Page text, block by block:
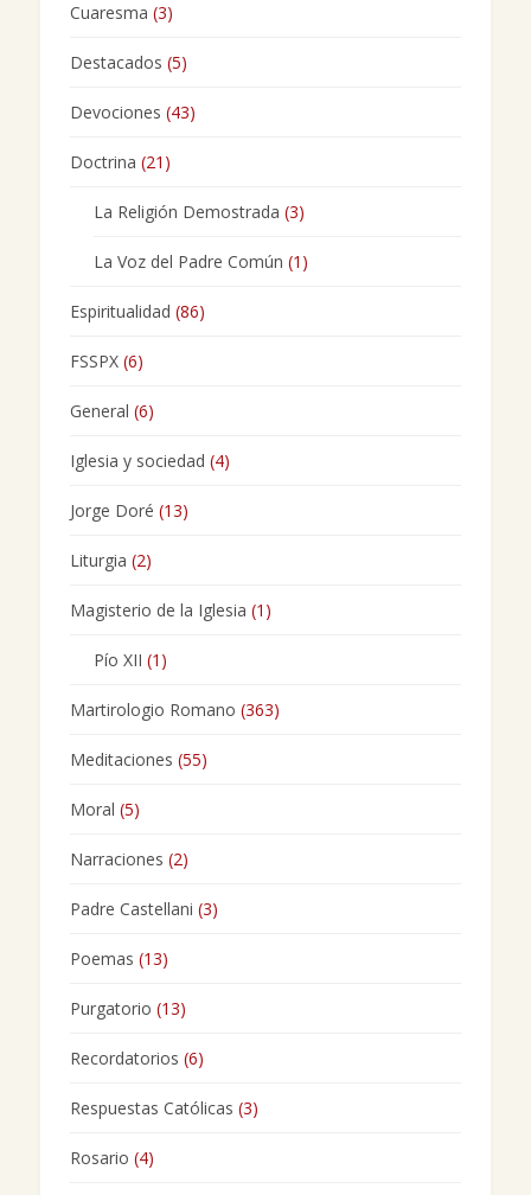
Cuaresma (3)
Destacados (5)
Devociones (43)
Doctrina (21)
La Religión Demostrada (3)
La Voz del Padre Común (1)
Espiritualidad (86)
FSSPX(6)
General (6)
Iglesia y sociedad (4)
Jorge Doré (13)
Liturgia (2)
Magisterio de la Iglesia (1)
Pío XII (1)
Martirologio Romano (363)
Meditaciones (55)
Moral (5)
Narraciones (2)
Padre Castellani (3)
Poemas (13)
Purgatorio (13)
Recordatorios (6)
Respuestas Católicas (3)
Rosario (4)